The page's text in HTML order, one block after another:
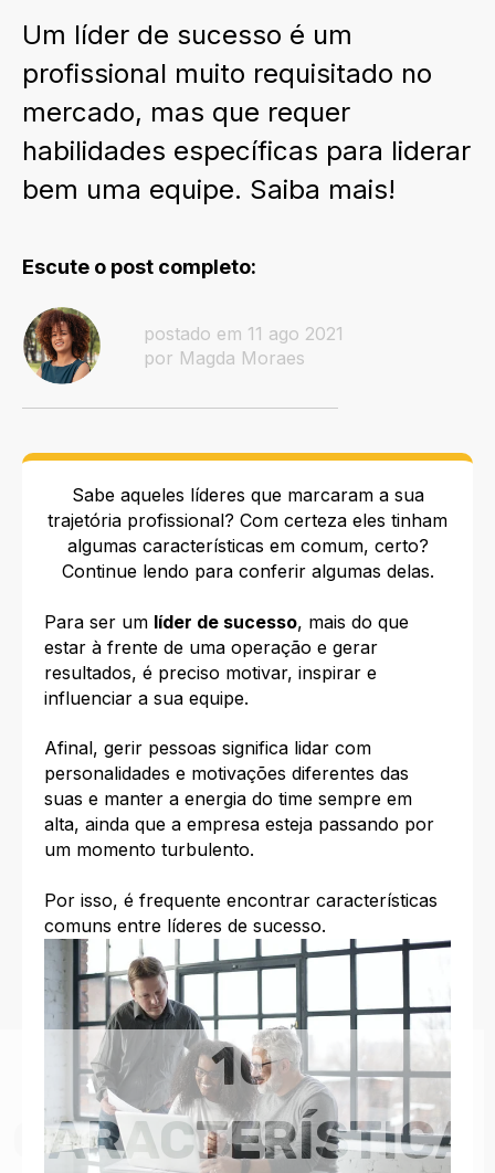
10
CARACTERÍSTICA
Um líder de sucesso é um
profissional muito requisitado no
mercado, mas que requer
habilidades específicas para liderar
bem uma equipe. Saiba mais!
Escute o post completo:
postado em 11 ago 2021
por Magda Moraes
Sabe aqueles líderes que marcaram a sua
trajetória profissional? Com certeza eles tinham
algumas características em comum, certo?
Continue lendo para conferir algumas delas.
Para ser um líder de sucesso, mais do que
estar à frente de uma operação e gerar
resultados, é preciso motivar, inspirar e
influenciar a sua equipe.
Afinal, gerir pessoas significa lidar com
personalidades e motivações diferentes das
suas e manter a energia do time sempre em
alta, ainda que a empresa esteja passando por
um momento turbulento.
Por isso, é frequente encontrar características
comuns entre líderes de sucesso.